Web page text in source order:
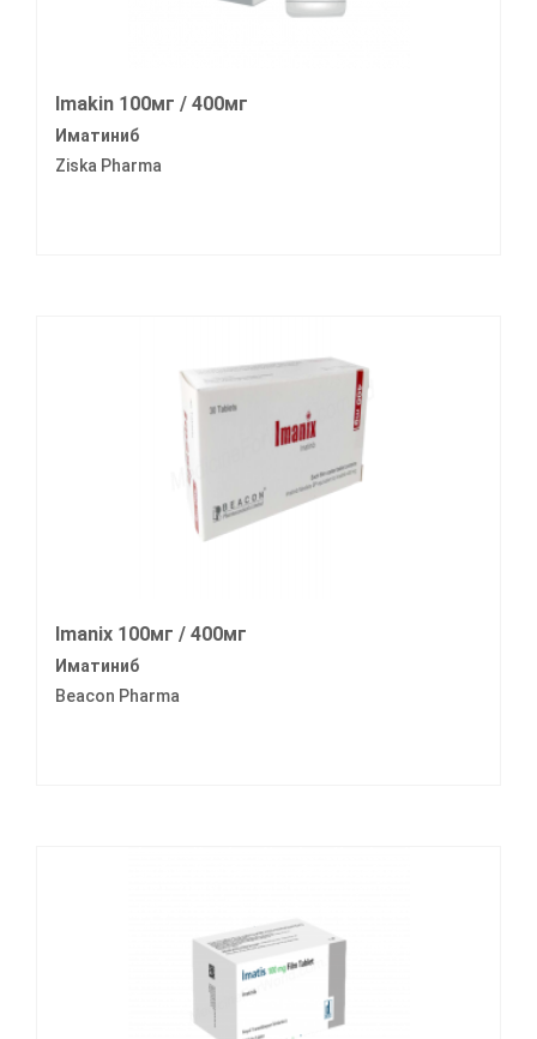
Imakin 100мг / 400мг
Иматиниб
Ziska Pharma
Imanix 100мг / 400мг
Иматиниб
Beacon Pharma